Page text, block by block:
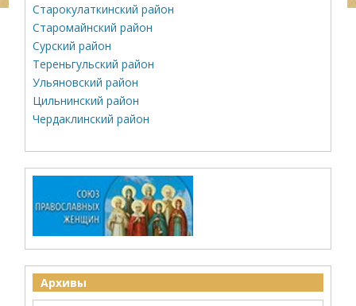
Старокулаткинский район
Старомайнский район
Сурский район
Тереньгульский район
Ульяновский район
Цильнинский район
Чердаклинский район
Архивы